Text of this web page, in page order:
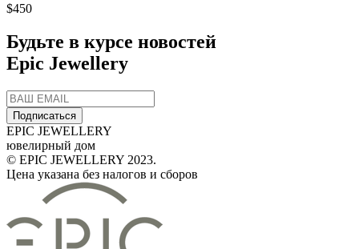
$450
Будьте в курсе новостей
Epic Jewellery
Подписаться
EPIC JEWELLERY
ювелирный дом
© EPIC JEWELLERY 2023.
Цена указана без налогов и сборов